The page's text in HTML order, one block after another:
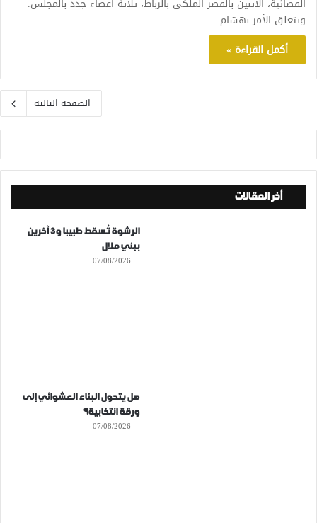
القضائية، الاثنين بالقصر الملكي بالرباط، ثلاثة أعضاء جدد بالمجلس.
ويتعلق الأمر بهشام…
أكمل القراءة »
الصفحة التالية
أخر المقالات
الرشوة تُسقط طبيبا و3 آخرين
ببني ملال
07/08/2026
هل يتحول البناء العشوائي إلى
ورقة انتخابية؟
07/08/2026